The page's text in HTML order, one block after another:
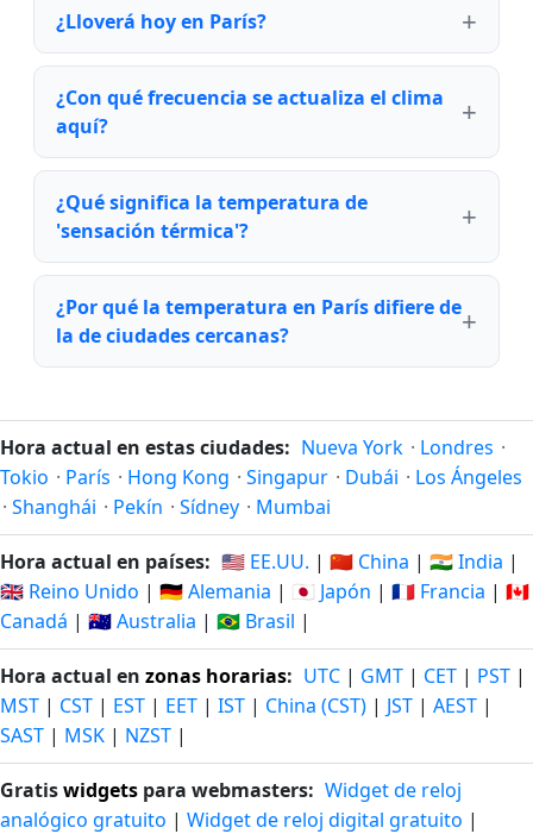
¿Lloverá hoy en París?
¿Con qué frecuencia se actualiza el clima
aquí?
¿Qué significa la temperatura de
'sensación térmica'?
¿Por qué la temperatura en París difiere de
la de ciudades cercanas?
Hora actual en estas ciudades: Nueva York · Londres ·
Tokio · París · Hong Kong · Singapur · Dubái · Los Ángeles
· Shanghái · Pekín · Sídney · Mumbai
Hora actual en países: 🇺🇸 EE.UU. | 🇨🇳 China | 🇮🇳 India |
🇬🇧 Reino Unido | 🇩🇪 Alemania | 🇯🇵 Japón | 🇫🇷 Francia | 🇨🇦
Canadá | 🇦🇺 Australia | 🇧🇷 Brasil |
Hora actual en zonas horarias: UTC | GMT | CET | PST |
MST | CST | EST | EET | IST | China (CST) | JST | AEST |
SAST | MSK | NZST |
Gratiswidgets para webmasters: Widget de reloj
analógico gratuito | Widget de reloj digital gratuito |